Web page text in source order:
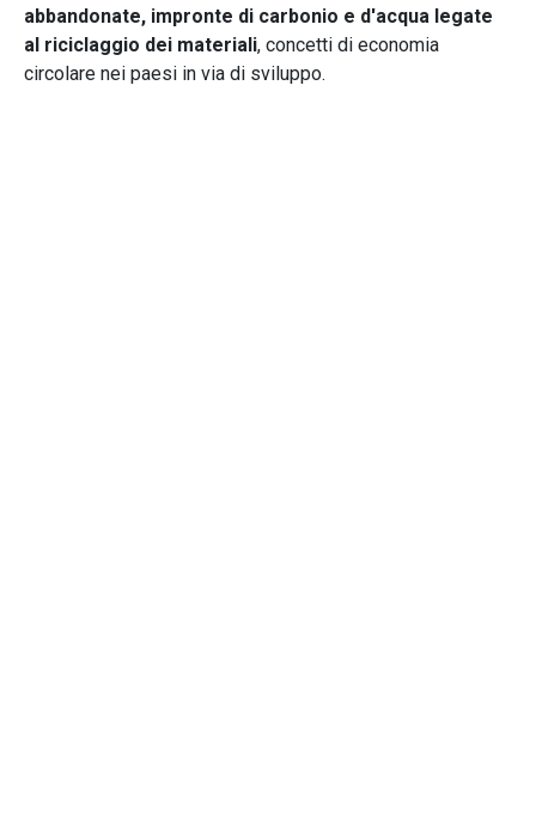
abbandonate, impronte di carbonio e d'acqua legate
al riciclaggio dei materiali, concetti di economia
circolare nei paesi in via di sviluppo.